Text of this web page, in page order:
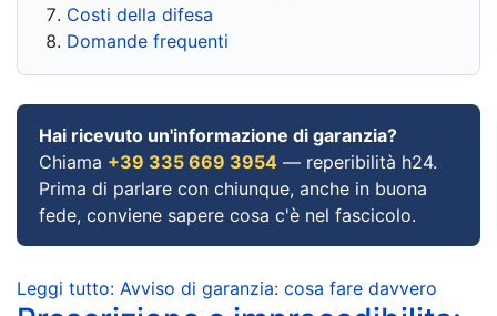
Costi della difesa
Domande frequenti
Hai ricevuto un'informazione di garanzia?
Chiama +39 335 669 3954 — reperibilità h24.
Prima di parlare con chiunque, anche in buona
fede, conviene sapere cosa c'è nel fascicolo.
Leggi tutto: Avviso di garanzia: cosa fare davvero